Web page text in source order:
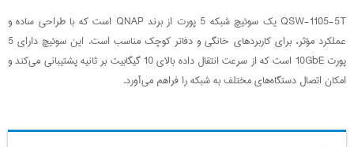
QSW-1105-5T یک سوئیچ شبکه 5 پورت از برند QNAP است که با طراحی ساده و
عملکرد مؤثر، برای کاربردهای خانگی و دفاتر کوچک مناسب است. این سوئیچ دارای 5
پورت 10GbE است که از سرعت انتقال داده بالای 10 گیگابیت بر ثانیه پشتیبانی می‌کند و
امکان اتصال دستگاه‌های مختلف به شبکه را فراهم می‌آورد.